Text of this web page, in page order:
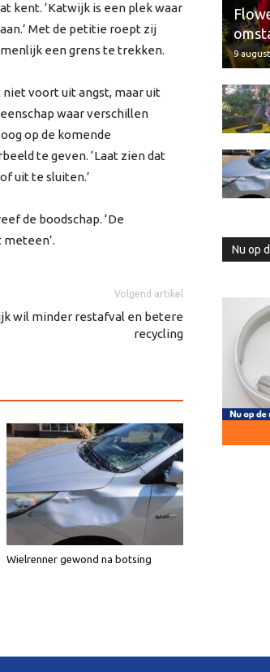
kent. ‘Katwijk is een plek waar
Met de petitie roept zij
een grens te trekken.
voort uit angst, maar uit
waar verschillen
op de komende
te geven. ‘Laat zien dat
uit te sluiten.’
de boodschap. ‘De
Volgend artikel
wil minder restafval en betere
recycling
Wielrenner gewond na botsing
9
Nu op